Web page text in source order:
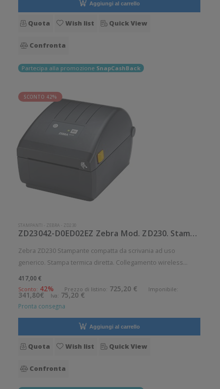
Aggiungi al carrello
Quota Wish list Quick View
Confronta
Partecipa alla promozione SnapCashBack
SCONTO 42%
STAMPANTI - ZEBRA - ZD230
ZD23042-D0ED02EZ Zebra Mod. ZD230. Stampante di etichette.
Zebra ZD230 Stampante compatta da scrivania ad uso
generico. Stampa termica diretta. Collegamento wireless
senza fili. Velocità di stampa: 152 mm/sec Risoluzione di
stampa: 8 dot/mm Wireless: Presente Supporto di stampa:
Braccialetti, Carta in
417,00 €
Sconto: 42% Prezzo di listino: 725,20 € Imponibile:
341,80€ Iva: 75,20 €
Pronta consegna
Aggiungi al carrello
Quota Wish list Quick View
Confronta